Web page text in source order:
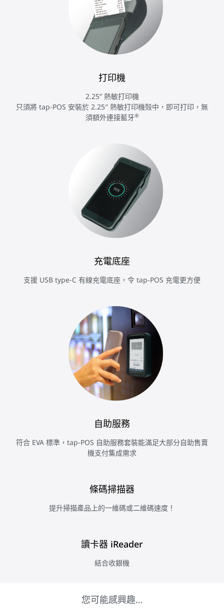
打印機
2.25” 熱敏打印機
只須將 tap-POS 安裝於 2.25″ 熱敏打印機殻中，即可打印，無
須額外連接藍牙®
充電底座
支援 USB type-C 有線充電底座，令 tap-POS 充電更方便
自助服務
符合 EVA 標準，tap-POS 自助服務套裝能滿足大部分自助售賣
機支付集成需求
條碼掃描器
提升掃描產品上的一維碼或二維碼速度！
讀卡器 iReader
結合收銀機
您可能感興趣…